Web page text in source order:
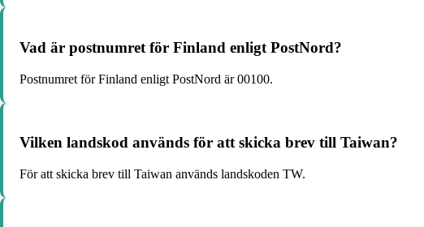
Vad är postnumret för Finland enligt PostNord?
Postnumret för Finland enligt PostNord är 00100.
Vilken landskod används för att skicka brev till Taiwan?
För att skicka brev till Taiwan används landskoden TW.